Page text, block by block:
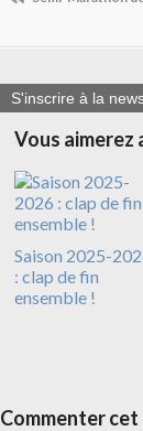
S'inscrire à la
Vous aimerez
Saison 2025-
: clap de fin
ensemble !
Commenter